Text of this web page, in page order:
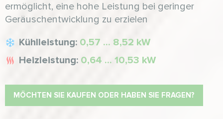
ermöglicht, eine hohe Leistung bei geringer
Geräuschentwicklung zu erzielen
Kühlleistung: 0,57 ... 8,52 kW
Heizleistung: 0,64 ... 10,53 kW
MÖCHTEN SIE KAUFEN ODER HABEN SIE FRAGEN?